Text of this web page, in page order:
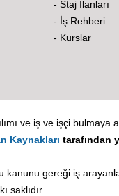
- Staj İlanları
- İş Rehberi
- Kurslar
ve iş ve işçi bulmaya
Kaynakları tarafından
kanunu gereği iş
saklıdır.